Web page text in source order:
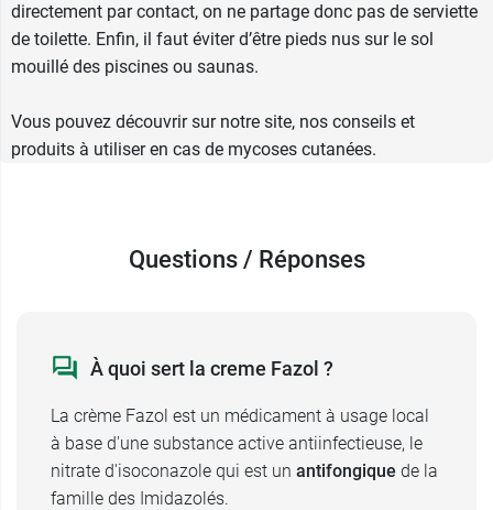
directement par contact, on ne partage donc pas de serviette
de toilette. Enfin, il faut éviter d’être pieds nus sur le sol
mouillé des piscines ou saunas.
Vous pouvez découvrir sur notre site, nos conseils et
produits à utiliser en cas de mycoses cutanées.
Questions / Réponses
À quoi sert la creme Fazol ?
La crème Fazol est un médicament à usage local
à base d'une substance active antiinfectieuse, le
nitrate d'isoconazole qui est un antifongique de la
famille des Imidazolés.